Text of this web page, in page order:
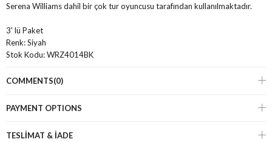
Serena Williams dahil bir çok tur oyuncusu tarafından kullanılmaktadır.
3' lü Paket
Renk:Siyah
Stok Kodu:WRZ4014BK
COMMENTS(0)
PAYMENT OPTIONS
TESLİMAT & İADE